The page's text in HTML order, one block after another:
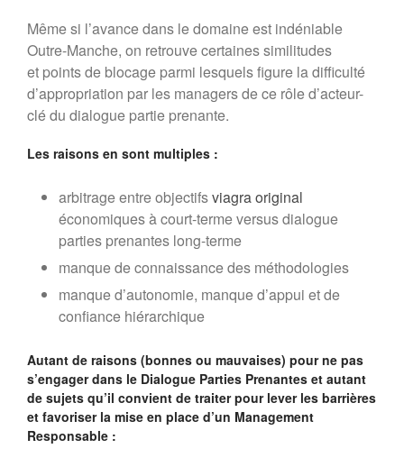
Même si l’avance dans le domaine est indéniable
Outre-Manche, on retrouve certaines similitudes
et points de blocage parmi lesquels figure la difficulté
d’appropriation par les managers de ce rôle d’acteur-
clé du dialogue partie prenante.
Les raisons en sont multiples :
arbitrage entre objectifsviagra original
économiques à court-terme versus dialogue
parties prenantes long-terme
manque de connaissance des méthodologies
manque d’autonomie, manque d’appui et de
confiance hiérarchique
Autant de raisons (bonnes ou mauvaises) pour ne pas
s’engager dans le Dialogue Parties Prenantes et autant
de sujets qu’il convient de traiter pour lever les barrières
et favoriser la mise en place d’un Management
Responsable :